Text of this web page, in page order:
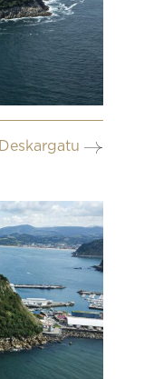
Deskargatu